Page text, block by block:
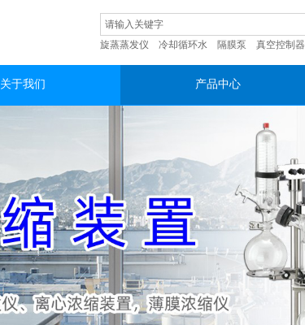
旋蒸蒸发仪 冷却循环水 隔膜泵 真空控制器
关于我们 产品中心